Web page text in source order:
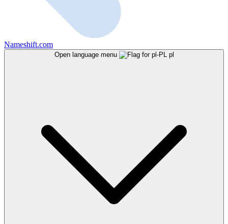
Nameshift.com
Open language menu pl